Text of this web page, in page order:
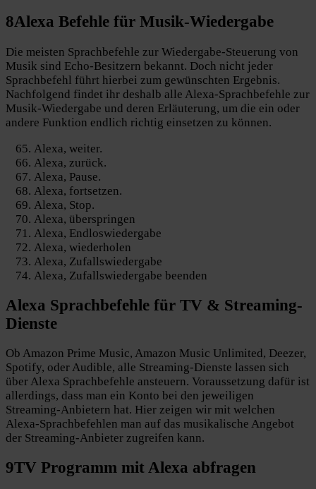
8Alexa Befehle für Musik-Wiedergabe
Die meisten Sprachbefehle zur Wiedergabe-Steuerung von
Musik sind Echo-Besitzern bekannt. Doch nicht jeder
Sprachbefehl führt hierbei zum gewünschten Ergebnis.
Nachfolgend findet ihr deshalb alle Alexa-Sprachbefehle zur
Musik-Wiedergabe und deren Erläuterung, um die ein oder
andere Funktion endlich richtig einsetzen zu können.
Alexa, weiter.
Alexa, zurück.
Alexa, Pause.
Alexa, fortsetzen.
Alexa, Stop.
Alexa, überspringen
Alexa, Endloswiedergabe
Alexa, wiederholen
Alexa, Zufallswiedergabe
Alexa, Zufallswiedergabe beenden
Alexa Sprachbefehle für TV & Streaming-
Dienste
Ob Amazon Prime Music, Amazon Music Unlimited, Deezer,
Spotify, oder Audible, alle Streaming-Dienste lassen sich
über Alexa Sprachbefehle ansteuern. Voraussetzung dafür ist
allerdings, dass man ein Konto bei den jeweiligen
Streaming-Anbietern hat. Hier zeigen wir mit welchen
Alexa-Sprachbefehlen man auf das musikalische Angebot
der Streaming-Anbieter zugreifen kann.
9TV Programm mit Alexa abfragen